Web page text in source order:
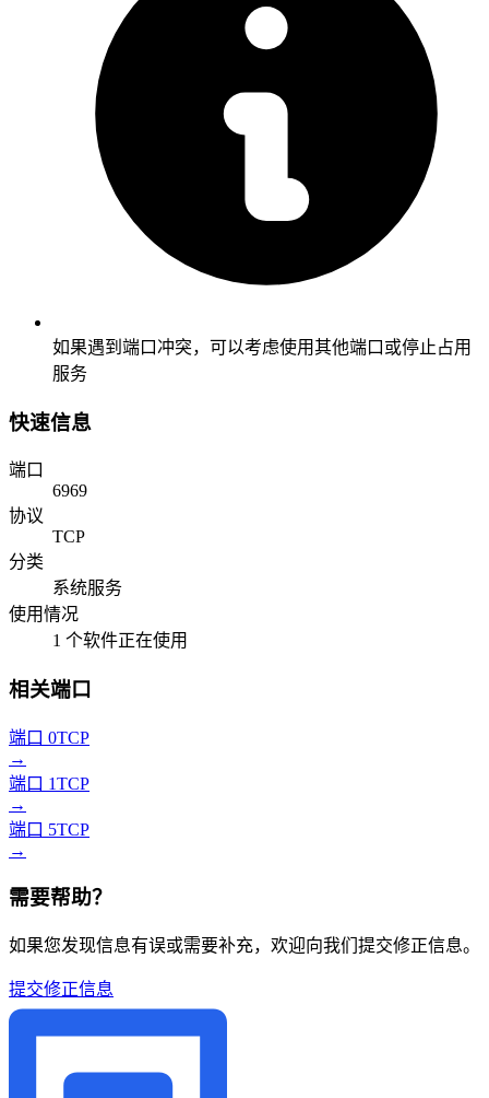
如果遇到端口冲突，可以考虑使用其他端口或停止占用
服务
快速信息
端口
6969
协议
TCP
分类
系统服务
使用情况
1 个软件正在使用
相关端口
端口 0TCP
→
端口 1TCP
→
端口 5TCP
→
需要帮助？
如果您发现信息有误或需要补充，欢迎向我们提交修正信息。
提交修正信息